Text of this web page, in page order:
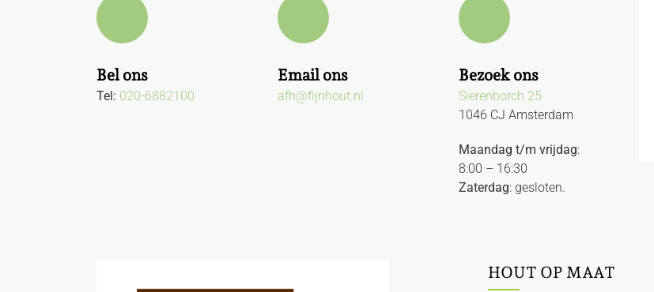
Bel ons
Tel: 020-6882100
Email ons
afh@fijnhout.nl
Bezoek ons
Sierenborch 25
1046 CJ Amsterdam
Maandag t/m vrijdag:
8:00 – 16:30
Zaterdag: gesloten.
HOUT OP MAAT